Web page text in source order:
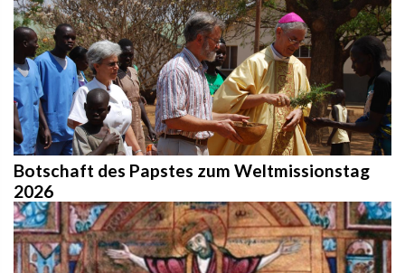
Botschaft des Papstes zum Weltmissionstag
2026